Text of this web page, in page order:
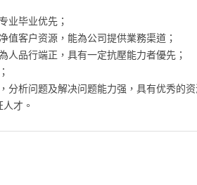
业毕业优先；
值客户资源，能為公司提供業務渠道；
人品行端正，具有一定抗壓能力者優先；
分析问题及解决问题能力强，具有优秀的资
才。